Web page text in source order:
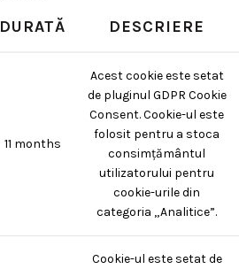
DURATĂ DESCRIERE
11 months
Acest cookie este setat
de pluginul GDPR Cookie
Consent. Cookie-ul este
folosit pentru a stoca
consimțământul
utilizatorului pentru
cookie-urile din
categoria „Analitice”.
Cookie-ul este setat de